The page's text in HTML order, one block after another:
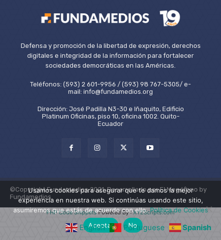
Defensa y promoción de la libertad de expresión, derechos
digitales e integridad de la información para fortalecer
sociedades democráticas en las Américas.
Teléfonos: (593) 2 601-9956 / (593) 98 767-5305/ e-
mail: info@fundamedios.org
Dirección: José Padilla N3-30 e Iñaquito, Edificio
Platinum Oficinas, piso 10, oficina 1002. Quito-
Ecuador
©Copyright Fundamedios 2021. Desarrollado por El Megáfono by
Fundamedios.
English Portuguese Spanish
PHP Code SnippetsPowered By :XYZScripts.com
Usamos cookies para asegurar que te damos la mejor
experiencia en nuestra web. Si continúas usando este sitio,
asumiremos que estás de acuerdo con ello.Política de Cookies
Aceptar
No